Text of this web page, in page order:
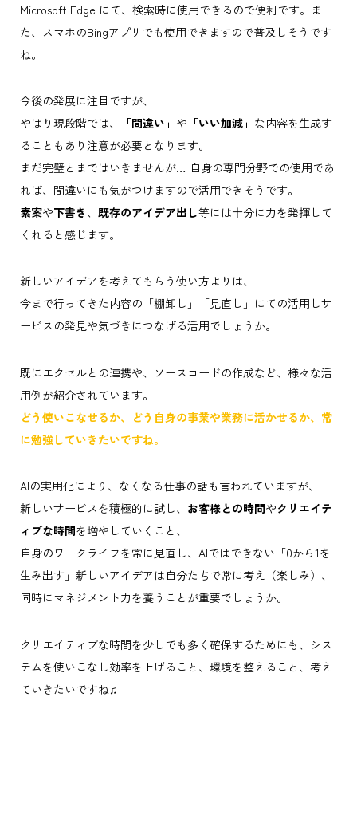
Microsoft Edge にて、検索時に使用できるので便利です。ま
た、スマホのBingアプリでも使用できますので普及しそうです
ね。
今後の発展に注目ですが、
やはり現段階では、
「間違い」 や 「いい加減」 な内容を生成す
ることもあり注意が必要となります。
まだ完璧とまではいきませんが… 自身の専門分野での使用であ
れば、間違いにも気がつけますので活用できそうです。
素案や下書き、 既存のアイデア出し等には十分に力を発揮して
くれると感じます。
新しいアイデアを考えてもらう使い方よりは、
今まで行ってきた内容の「棚卸し」「見直し」にての活用しサ
ービスの発見や気づきにつなげる活用でしょうか。
既にエクセルとの連携や、ソースコードの作成など、様々な活
用例が紹介されています。
どう使いこなせるか、どう自身の事業や業務に活かせるか、常
に勉強していきたいですね。
AIの実用化により、なくなる仕事の話も言われていますが、
新しいサービスを積極的に試し、 お客様との時間やクリエイテ
ィブな時間を増やしていくこと、
自身のワークライフを常に見直し、AIではできない「0から1を
生み出す」新しいアイデアは自分たちで常に考え（楽しみ）、
同時にマネジメント力を養うことが重要でしょうか。
クリエイティブな時間を少しでも多く確保するためにも、シス
テムを使いこなし効率を上げること、環境を整えること、考え
ていきたいですね♫